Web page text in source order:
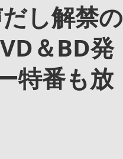
し解禁の
＆BD発
特番も放